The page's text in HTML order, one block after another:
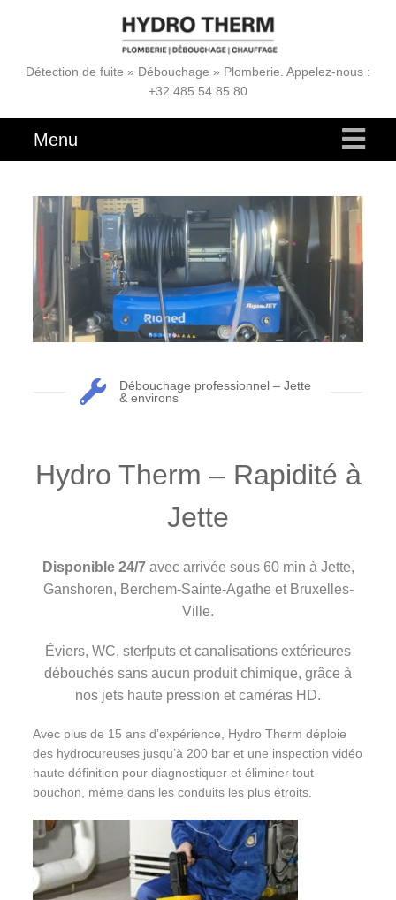
Détection de fuite » Débouchage » Plomberie. Appelez-nous :
+32 485 54 85 80
Menu
Débouchage professionnel – Jette
& environs
Hydro Therm – Rapidité à
Jette
Disponible 24/7avec arrivée sous 60 min à Jette,
Ganshoren, Berchem-Sainte-Agathe et Bruxelles-
Ville.
Éviers, WC, sterfputs et canalisations extérieures
débouchés sans aucun produit chimique, grâce à
nos jets haute pression et caméras HD.
Avec plus de 15 ans d’expérience, Hydro Therm déploie
des hydrocureuses jusqu’à 200 bar et une inspection vidéo
haute définition pour diagnostiquer et éliminer tout
bouchon, même dans les conduits les plus étroits.